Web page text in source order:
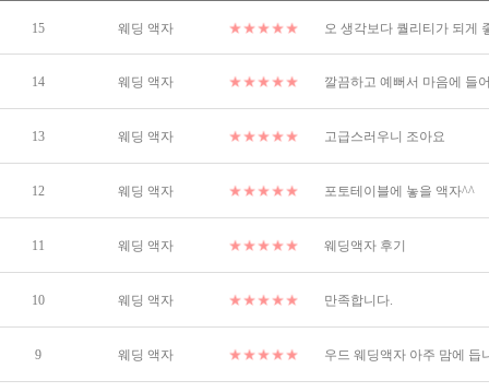
15 웨딩 액자 오 생각보다 퀄리티가 되게
14 웨딩 액자 깔끔하고 예뻐서 마음에 들
13 웨딩 액자 고급스러우니 조아요
12 웨딩 액자 포토테이블에 놓을 액자^^
11 웨딩 액자 웨딩액자 후기
10 웨딩 액자 만족합니다.
9 웨딩 액자 우드 웨딩액자 아주 맘에 듭